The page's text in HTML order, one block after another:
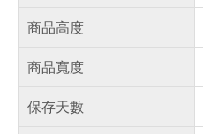
商品高度
商品寬度
保存天數